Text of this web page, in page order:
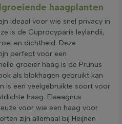
haagplanten
ideaal voor wie snel privacy in
is de Cuprocyparis leylandii,
en dichtheid. Deze
perfect voor een
groeier haag is de Prunus
als blokhagen gebruikt kan
is een veelgebruikte soort voor
haag. Elaeagnus
voor wie een haag voor
zijn allemaal bij Heijnen